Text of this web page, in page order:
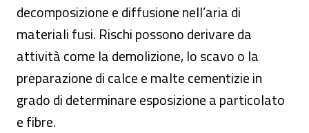
decomposizione e diffusione nell’aria di
materiali fusi. Rischi possono derivare da
attività come la demolizione, lo scavo o la
preparazione di calce e malte cementizie in
grado di determinare esposizione a particolato
e fibre.